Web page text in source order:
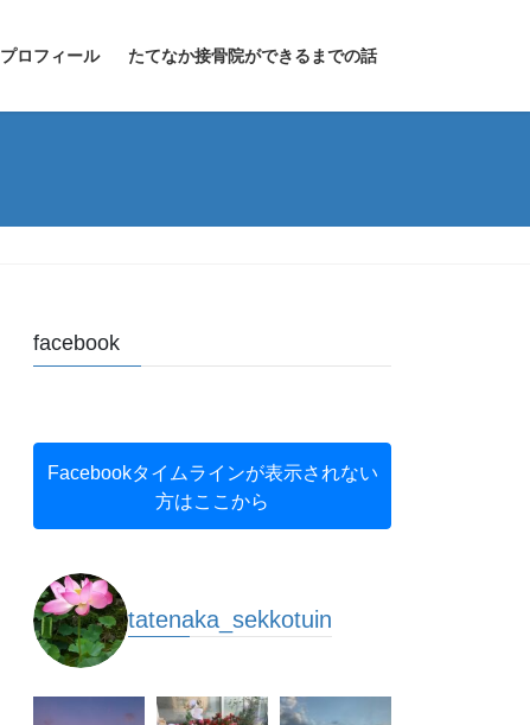
プロフィール たてなか接骨院ができるまでの話
facebook
Facebookタイムラインが表示されない
方はここから
tatenaka_sekkotuin